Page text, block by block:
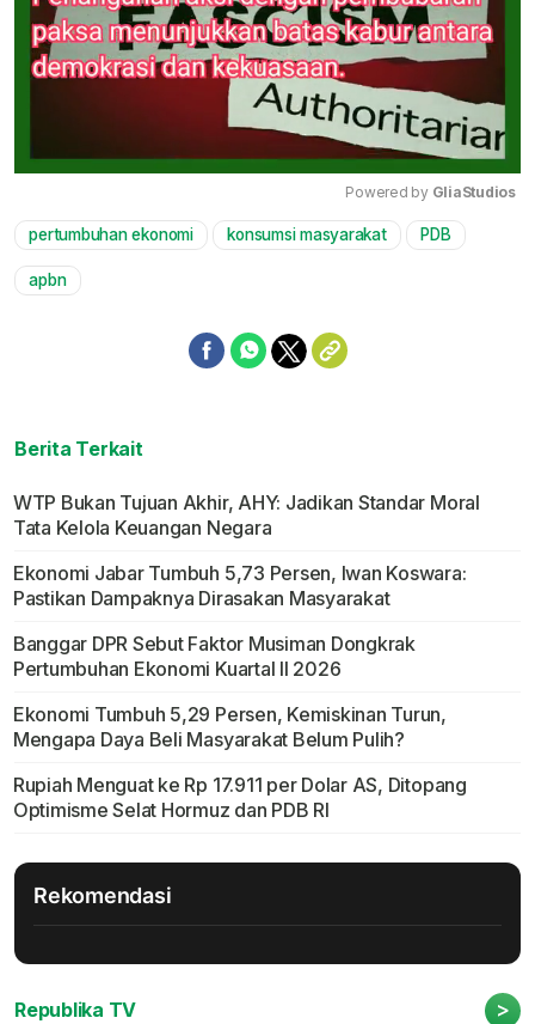
Mute
Powered by GliaStudios
pertumbuhan ekonomi konsumsi masyarakat PDB
apbn
Berita Terkait
WTP Bukan Tujuan Akhir, AHY: Jadikan Standar Moral
Tata Kelola Keuangan Negara
Ekonomi Jabar Tumbuh 5,73 Persen, Iwan Koswara:
Pastikan Dampaknya Dirasakan Masyarakat
Banggar DPR Sebut Faktor Musiman Dongkrak
Pertumbuhan Ekonomi Kuartal II 2026
Ekonomi Tumbuh 5,29 Persen, Kemiskinan Turun,
Mengapa Daya Beli Masyarakat Belum Pulih?
Rupiah Menguat ke Rp 17.911 per Dolar AS, Ditopang
Optimisme Selat Hormuz dan PDB RI
Rekomendasi
Republika TV >